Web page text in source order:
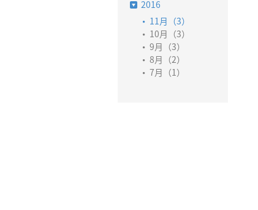
2016
11月（3）
10月（3）
9月（3）
8月（2）
7月（1）